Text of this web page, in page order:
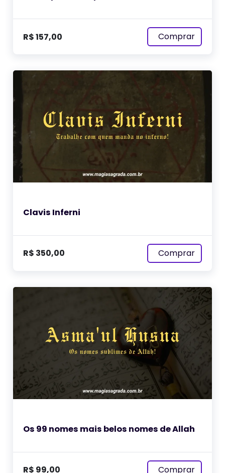
R$157,00 Comprar
Clavis Inferni
R$ 350,00 Comprar
Os 99 nomes mais belos nomes de Allah
R$ 99,00 Comprar